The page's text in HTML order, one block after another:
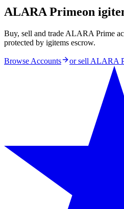
ALARA Primeon
Buy, sell and trade ALARA Prime
protected by igitems escrow.
Browse Accounts or sell ALARA